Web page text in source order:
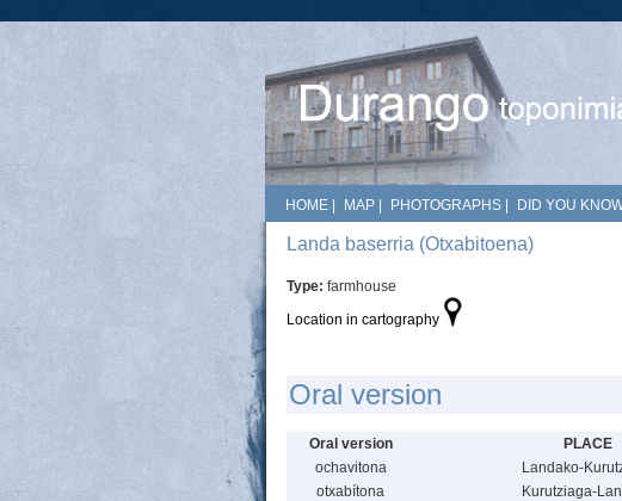
HOME MAP PHOTOGRAPHS DID YOU
Landa baserria (Otxabitoena)
Type: farmhouse
Location in cartography
Oral version
Oral version PLACE
ochavitona
Landako-
otxabítona
Kurutziaga-